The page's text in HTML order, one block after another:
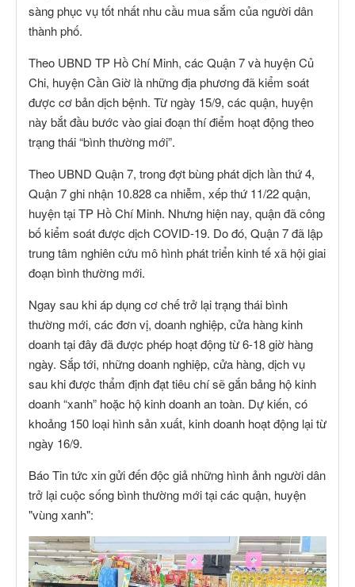
sàng phục vụ tốt nhất nhu cầu mua sắm của người dân
thành phố.
Theo UBND TP Hồ Chí Minh, các Quận 7 và huyện Củ
Chi, huyện Cần Giờ là những địa phương đã kiểm soát
được cơ bản dịch bệnh. Từ ngày 15/9, các quận, huyện
này bắt đầu bước vào giai đoạn thí điểm hoạt động theo
trạng thái “bình thường mới”.
Theo UBND Quận 7, trong đợt bùng phát dịch lần thứ 4,
Quận 7 ghi nhận 10.828 ca nhiễm, xếp thứ 11/22 quận,
huyện tại TP Hồ Chí Minh. Nhưng hiện nay, quận đã công
bố kiểm soát được dịch COVID-19. Do đó, Quận 7 đã lập
trung tâm nghiên cứu mô hình phát triển kinh tế xã hội giai
đoạn bình thường mới.
Ngay sau khi áp dụng cơ chế trở lại trạng thái bình
thường mới, các đơn vị, doanh nghiệp, cửa hàng kinh
doanh tại đây đã được phép hoạt động từ 6-18 giờ hàng
ngày. Sắp tới, những doanh nghiệp, cửa hàng, dịch vụ
sau khi được thẩm định đạt tiêu chí sẽ gắn bảng hộ kinh
doanh “xanh” hoặc hộ kinh doanh an toàn. Dự kiến, có
khoảng 150 loại hình sản xuất, kinh doanh hoạt động lại từ
ngày 16/9.
Báo Tin tức xin gửi đến độc giả những hình ảnh người dân
trở lại cuộc sống bình thường mới tại các quận, huyện
"vùng xanh":